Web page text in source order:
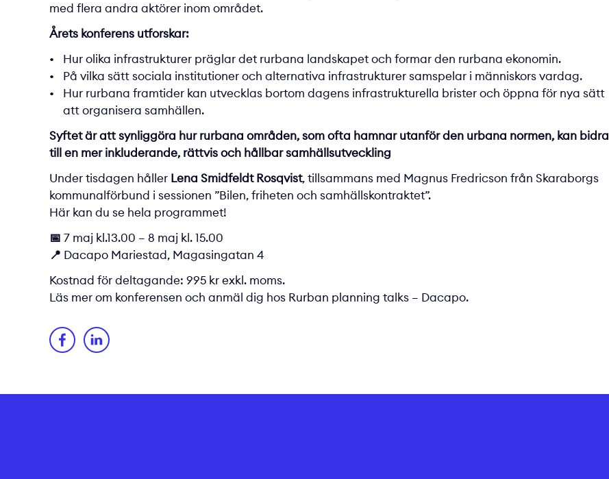
med flera andra aktörer inom området.
Årets konferens utforskar:
Hur olika infrastrukturer präglar det rurbana landskapet och formar den rurbana ekonomin.
På vilka sätt sociala institutioner och alternativa infrastrukturer samspelar i människors vardag.
Hur rurbana framtider kan utvecklas bortom dagens infrastrukturella brister och öppna för nya sätt
att organisera samhällen.
Syftet är att synliggöra hur rurbana områden, som ofta hamnar utanför den urbana normen, kan bidra
till en mer inkluderande, rättvis och hållbar samhällsutveckling
Under tisdagen håller Lena Smidfeldt Rosqvist, tillsammans med Magnus Fredricson från Skaraborgs
kommunalförbund i sessionen ”Bilen, friheten och samhällskontraktet”.
Här kan du se hela programmet!
📅 7 maj kl.13.00 – 8 maj kl. 15.00
📍 Dacapo Mariestad, Magasingatan 4
Kostnad för deltagande: 995 kr exkl. moms.
Läs mer om konferensen och anmäl dig hos Rurban planning talks – Dacapo.